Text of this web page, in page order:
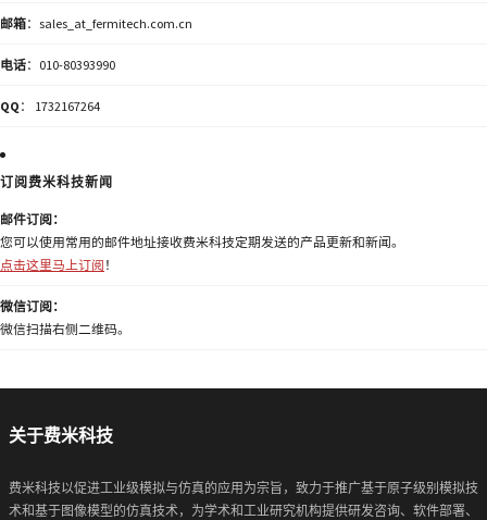
邮箱：sales_at_fermitech.com.cn
电话：010-80393990
QQ ： 1732167264
订阅费米科技新闻
邮件订阅：
您可以使用常用的邮件地址接收费米科技定期发送的产品更新和新闻。
点击这里马上订阅 ！
微信订阅：
微信扫描右侧二维码。
关于费米科技
费米科技以促进工业级模拟与仿真的应用为宗旨，致力于推广基于原子级别模拟技
术和基于图像模型的仿真技术，为学术和工业研究机构提供研发咨询、软件部署、